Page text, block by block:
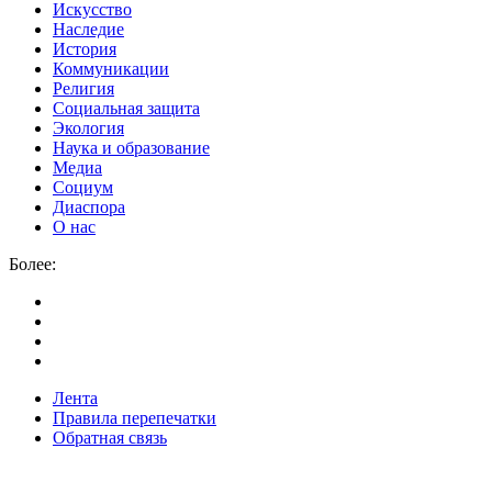
Искусство
Наследие
История
Коммуникации
Религия
Социальная защита
Экология
Наука и образование
Медиа
Социум
Диаспора
О нас
Более:
Лента
Правила перепечатки
Обратная связь